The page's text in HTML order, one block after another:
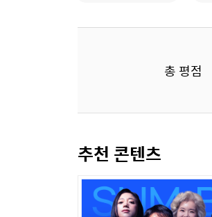
총 평점
추천 콘텐츠